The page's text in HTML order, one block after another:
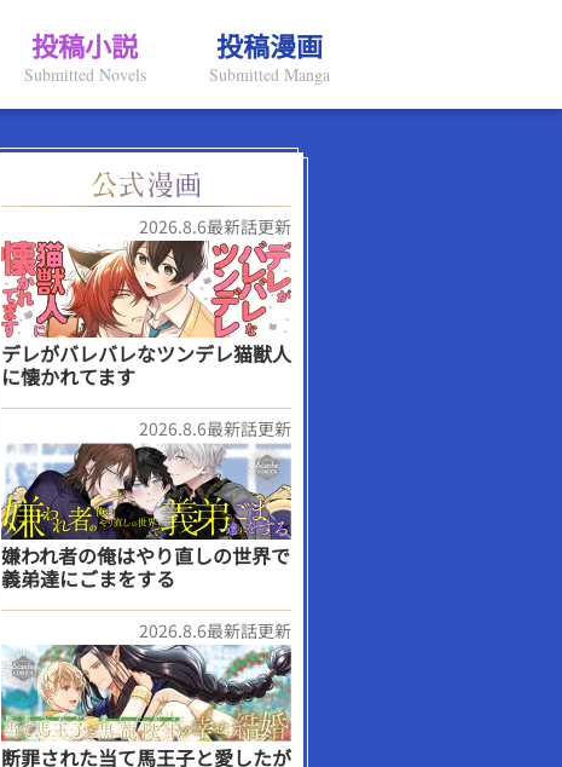
投稿小説
Submitted Novels
投稿漫画
Submitted Manga
2026.8.6最新話更新
デレがバレバレなツンデレ猫獣人
に懐かれてます
2026.8.6最新話更新
嫌われ者の俺はやり直しの世界で
義弟達にごまをする
2026.8.6最新話更新
断罪された当て馬王子と愛したが